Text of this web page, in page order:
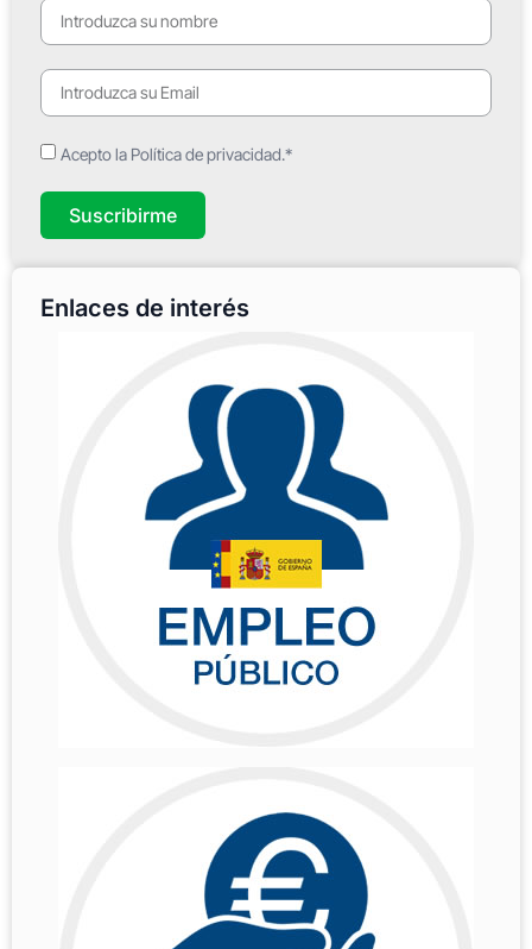
Acepto la Política de privacidad.*
Suscribirme
Enlaces de interés